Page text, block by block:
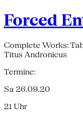
Forced
Complete Works:
Titus Andronicus
Termine:
Sa 26.09.20
21 Uhr